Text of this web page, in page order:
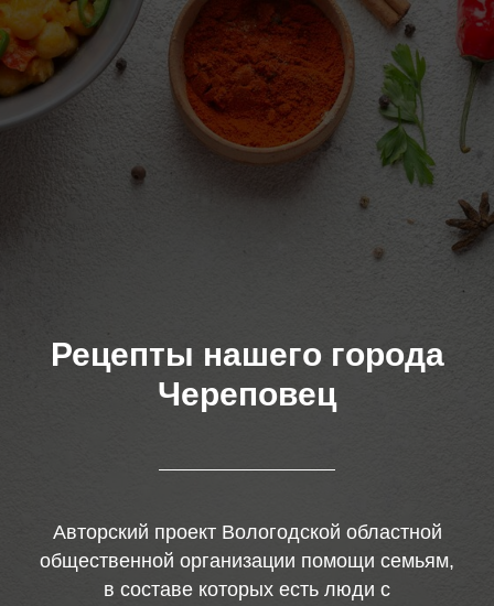
Рецепты нашего города
Череповец
Авторский проект Вологодской областной
общественной организации помощи семьям,
в составе которых есть люди с